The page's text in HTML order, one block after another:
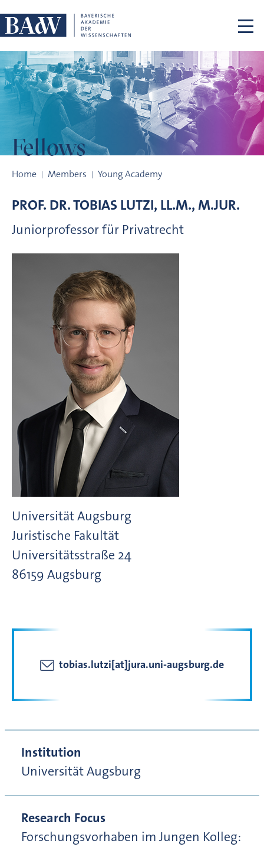
Fellows
Home Members Young Academy
PROF. DR.TOBIASLUTZI, LL.M., M.JUR.
Juniorprofessor für Privatrecht
Universität Augsburg
Juristische Fakultät
Universitätsstraße 24
86159 Augsburg
tobias.lutzi[at]jura.uni-augsburg.de
Institution
Universität Augsburg
Research Focus
Forschungsvorhaben im Jungen Kolleg: